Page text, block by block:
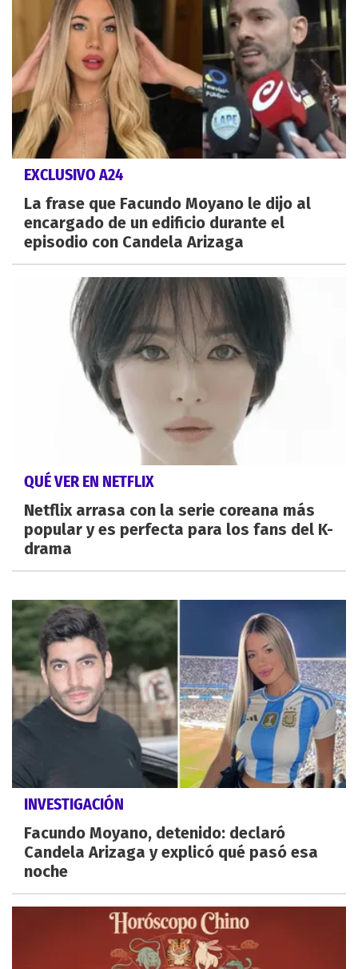
EXCLUSIVO A24
La frase que Facundo Moyano le dijo al
encargado de un edificio durante el
episodio con Candela Arizaga
QUÉ VER EN NETFLIX
Netflix arrasa con la serie coreana más
popular y es perfecta para los fans del K-
drama
INVESTIGACIÓN
Facundo Moyano, detenido: declaró
Candela Arizaga y explicó qué pasó esa
noche